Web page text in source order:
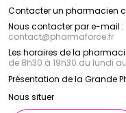
Contacter un pharmacien
Nous contacter par e-mail :
contact@pharmaforce.fr
Les horaires de la
de 8h30 à 19h30 du lundi
Présentation de la Grande
Nous situer